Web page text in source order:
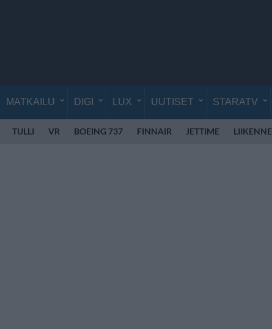
MATKAILU DIGI LUX UUTISET STARATV
TULLI VR BOEING 737 FINNAIR JETTIME LIIKENNE